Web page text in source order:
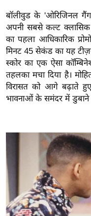
वि
शे
ष
ज्ञ
रा
य
ब
I
बॉलीवुड के 'ओरिजिनल
अपनी सबसे कल्ट
का पहला आधिकारिक
मिनट 45 सेकंड का यह टीज़र
स्कोर का एक ऐसा
तहलका मचा दिया है।
विरासत को आगे बढ़ाते
भावनाओं के समंदर में डुबाने